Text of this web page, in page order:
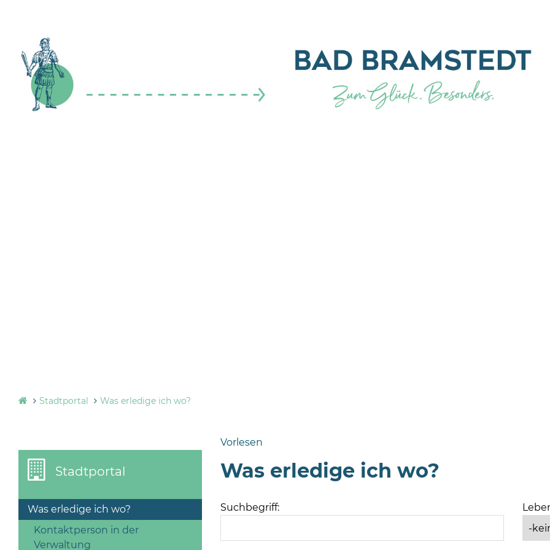
Stadtportal Was erledige ich wo?
Vorlesen
Stadtportal
Was erledige ich wo?
Kontaktperson in der
Verwaltung
Was erledige ich wo?
Suchbegriff: